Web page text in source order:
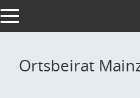
Toggle navigation
Ortsbeirat